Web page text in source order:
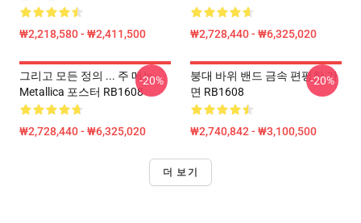
₩2,218,580 - ₩2,411,500 ₩2,728,440 - ₩6,325,020
그리고 모든 정의 ... 주 메뉴
Metallica 포스터 RB1608
₩2,728,440 - ₩6,325,020
-20%
붕대 바위 밴드 금속 편평한 가
면 RB1608
₩2,740,842 - ₩3,100,500
-20%
더 보기